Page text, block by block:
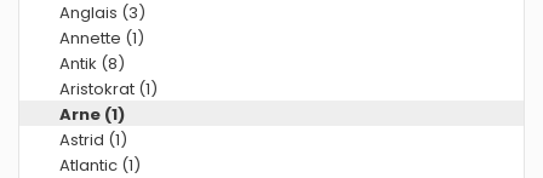
Anglais (3)
Annette (1)
Antik (8)
Aristokrat (1)
Arne (1)
Astrid (1)
Atlantic (1)